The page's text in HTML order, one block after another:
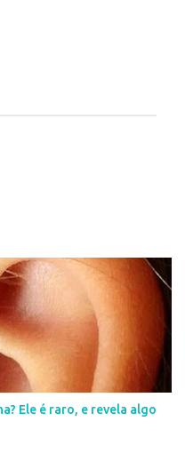
Ele é raro, e revela algo